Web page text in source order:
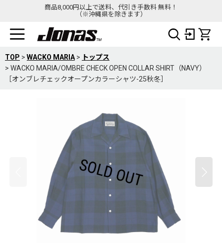
商品8,000円以上で送料、代引き手数料 無料！
（※沖縄県を除きます）
TOP > WACKO MARIA >
トップス
> WACKO MARIA/OMBRE CHECK OPEN COLLAR SHIRT（NAVY）
［オンブレチェックオープンカラーシャツ-25秋冬］